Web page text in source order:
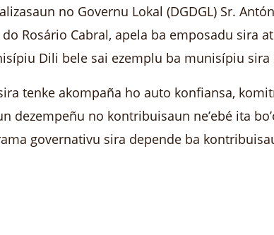
no Governu Lokal (DGDGL) Sr.
Rosário Cabral, apela ba emposadu sira
Dili bele sai ezemplu ba munisípiu sira
tenke akompaña ho auto konfiansa,
dezempeñu no kontribuisaun ne’ebé ita
governativu sira depende ba